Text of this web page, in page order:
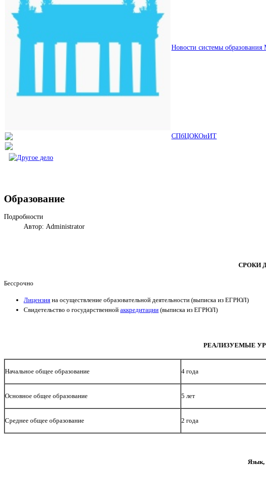
Новости системы образования
СПбЦОКОиИТ
Образование
Подробности
Автор: Administrator
СРОКИ
Бессрочно
Лицензия на осуществление образовательной деятельности (выписка из ЕГРЮЛ)
Свидетельство о государственной аккредитации (выписка из ЕГРЮЛ)
РЕАЛИЗУЕМЫЕ
Начальное общее образование 4 года
Основное общее образование 5 лет
Среднее общее образование 2 года
Язык,